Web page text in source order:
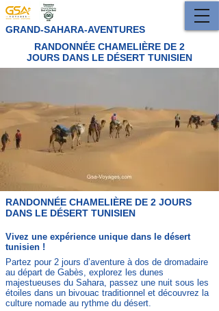
GRAND-SAHARA-AVENTURES
RANDONNÉE CHAMELIÈRE DE 2
JOURS DANS LE DÉSERT TUNISIEN
RANDONNÉE CHAMELIÈRE DE 2 JOURS
DANS LE DÉSERT TUNISIEN
Vivez une expérience unique dans le désert
tunisien !
Partez pour 2 jours d’aventure à dos de dromadaire
au départ de Gabès, explorez les dunes
majestueuses du Sahara, passez une nuit sous les
étoiles dans un bivouac traditionnel et découvrez la
culture nomade au rythme du désert.